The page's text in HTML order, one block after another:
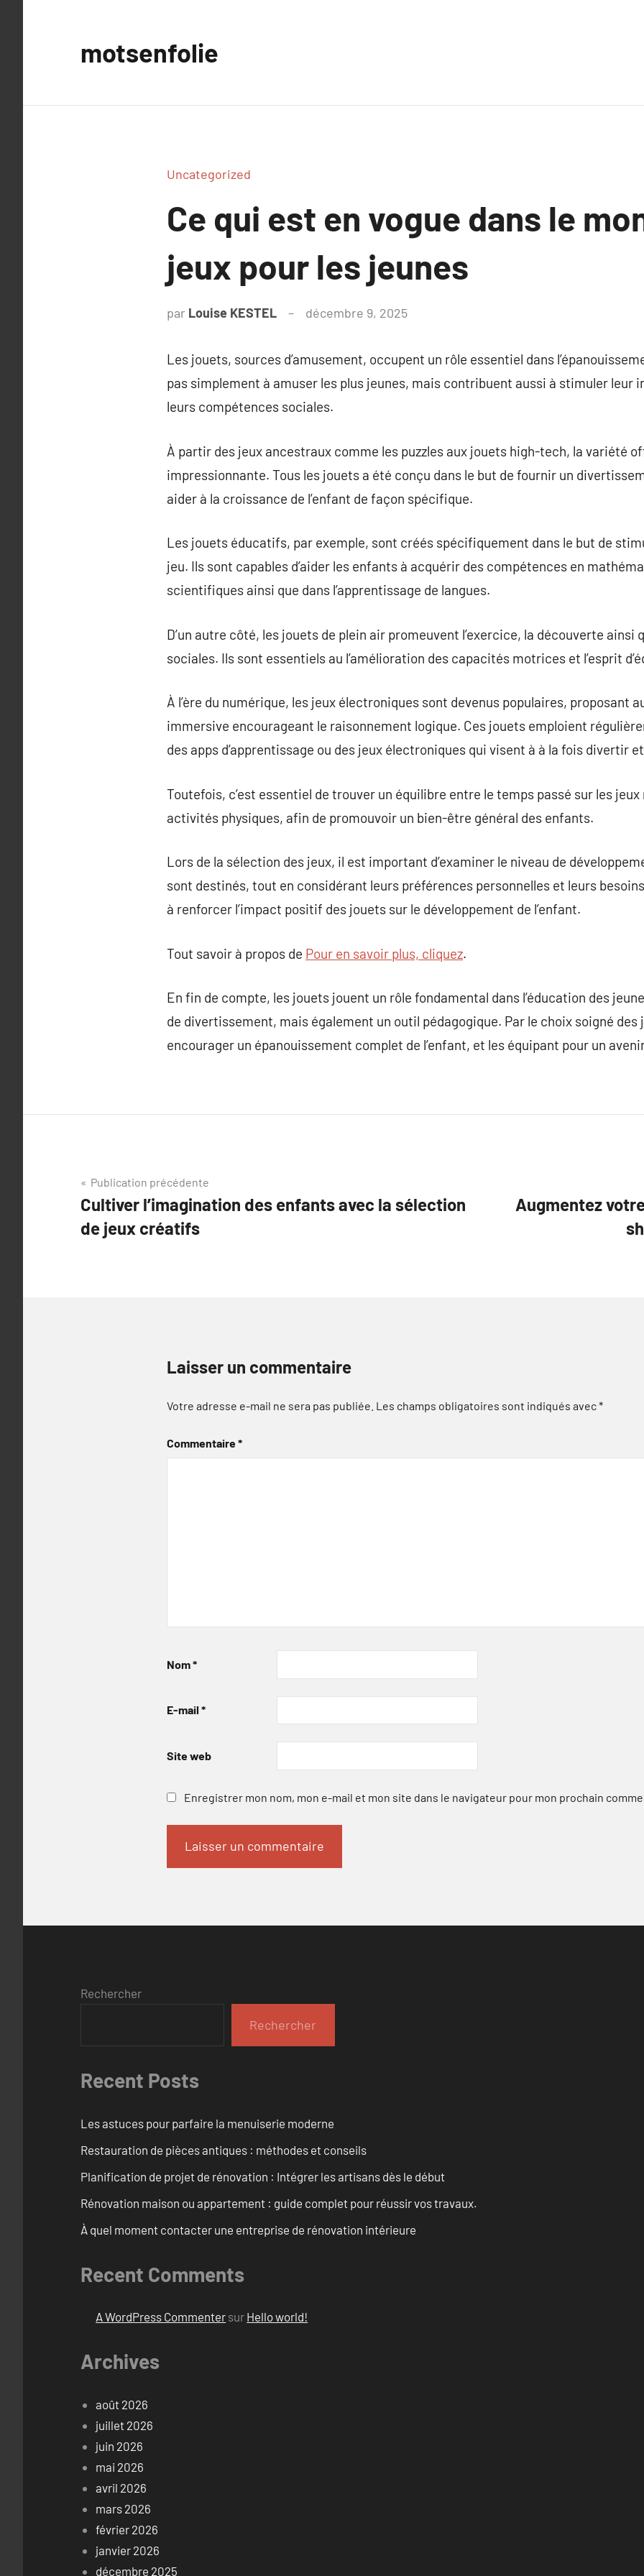
motsenfolie
Uncategorized
Ce qui est en vogue dans le
jeux pour les jeunes
par Louise KESTEL décembre 9, 2025
Les jouets, sources d’amusement, occupent un rôle essentiel dans
pas simplement à amuser les plus jeunes, mais contribuent aussi à stimuler
leurs compétences sociales.
À partir des jeux ancestraux comme les puzzles aux jouets high-tech, la variété
impressionnante. Tous les jouets a été conçu dans le but de fournir un
aider à la croissance de l’enfant de façon spécifique.
Les jouets éducatifs, par exemple, sont créés spécifiquement dans le but de
jeu. Ils sont capables d’aider les enfants à acquérir des compétences en
scientifiques ainsi que dans l’apprentissage de langues.
D’un autre côté, les jouets de plein air promeuvent l’exercice, la découverte ainsi
sociales. Ils sont essentiels au l’amélioration des capacités motrices et l’esprit
À l’ère du numérique, les jeux électroniques sont devenus populaires, proposant
immersive encourageant le raisonnement logique. Ces jouets emploient
des apps d’apprentissage ou des jeux électroniques qui visent à à la fois divertir
Toutefois, c’est essentiel de trouver un équilibre entre le temps passé sur les
activités physiques, afin de promouvoir un bien-être général des enfants.
Lors de la sélection des jeux, il est important d’examiner le niveau de
sont destinés, tout en considérant leurs préférences personnelles et leurs
à renforcer l’impact positif des jouets sur le développement de l’enfant.
Tout savoir à propos de Pour en savoir plus, cliquez.
En fin de compte, les jouets jouent un rôle fondamental dans l’éducation des
de divertissement, mais également un outil pédagogique. Par le choix soigné des
encourager un épanouissement complet de l’enfant, et les équipant pour un
Navigation
de
l’article
Publication précédente
Cultiver l’imagination des enfants avec la sélection
de jeux créatifs
Augmentez
Laisser un commentaire
Votre adresse e-mail ne sera pas publiée. Les champs obligatoires sont indiqués avec*
Commentaire*
Nom*
E-mail *
Site web
Enregistrer mon nom, mon e-mail et mon site dans le navigateur pour mon prochain
Rechercher
Rechercher
Recent Posts
Les astuces pour parfaire la menuiserie moderne
Restauration de pièces antiques : méthodes et conseils
Planification de projet de rénovation : Intégrer les artisans dès le début
Rénovation maison ou appartement : guide complet pour réussir vos travaux.
À quel moment contacter une entreprise de rénovation intérieure
Recent Comments
A WordPress Commenter sur Hello world!
Archives
août 2026
juillet 2026
juin 2026
mai 2026
avril 2026
mars 2026
février 2026
janvier 2026
décembre 2025